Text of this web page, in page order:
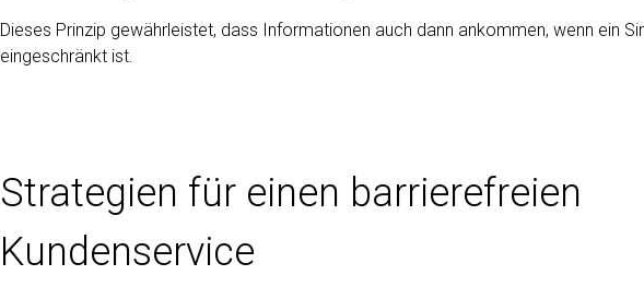
Dieses Prinzip gewährleistet, dass Informationen auch dann ankommen, wenn ein
eingeschränkt ist.
Strategien für einen barrierefreien
Kundenservice